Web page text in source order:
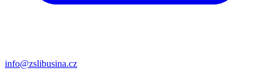
info@zslibusina.cz